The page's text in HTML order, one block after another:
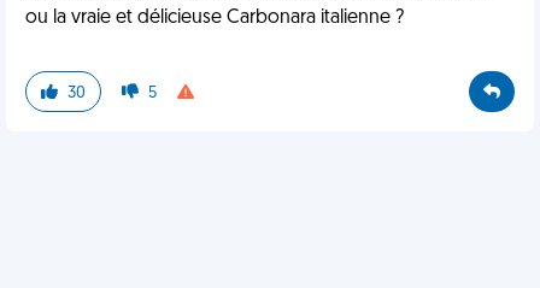
ou la vraie et délicieuse Carbonara italienne ?
30 5